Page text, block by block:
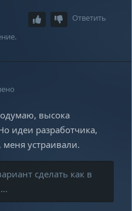
Ответить
высока
идеи разработчика,
меня устраивали.
сделать как в